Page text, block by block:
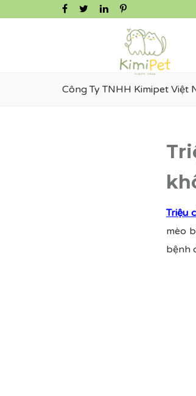
Công Ty TNHH Kimipet Việt
Triệu
mèo
bệnh